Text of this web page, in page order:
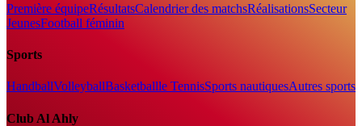
Première équipeRésultatsCalendrier des matchsRéalisationsSecteur
JeunesFootball féminin
Sports
HandballVolleyballBasketballle TennisSports nautiquesAutres sports
Club Al Ahly